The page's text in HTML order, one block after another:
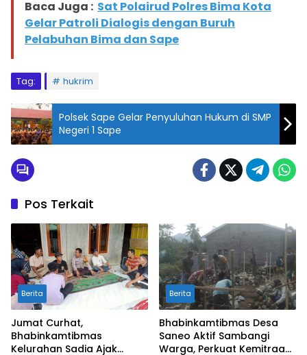
Baca Juga : Sat Polairud Polres Bima Kota
Gelar Patroli Dialogis dengan Buruh
Pelabuhan Bima dan Sape
Tag: hukrim
Polsek Sape Gelar Penyuluhan Hukum di SMP
Negeri 1 Sape
Pos Terkait
Berita
Jumat Curhat,
Bhabinkamtibmas
Kelurahan Sadia Ajak
Berita
Bhabinkamtibmas Desa
Saneo Aktif Sambangi
Warga, Perkuat Kemitraan